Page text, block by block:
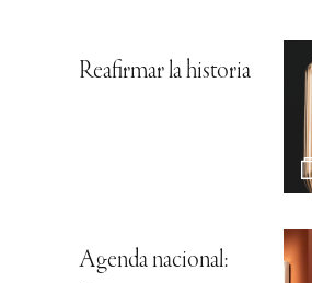
Reafirmar la historia
Agenda nacional: